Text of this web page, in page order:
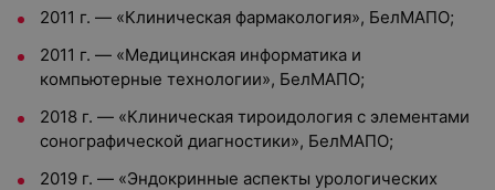
2011 г. — «Клиническая фармакология», БелМАПО;
2011 г. — «Медицинская информатика и
компьютерные технологии», БелМАПО;
2018 г. — «Клиническая тироидология с элементами
сонографической диагностики», БелМАПО;
2019 г. — «Эндокринные аспекты урологических